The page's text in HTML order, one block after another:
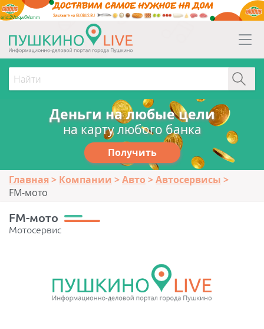
erid:2Vtzqw6Vsmm
Деньги на любые цели
на карту любого банка
Получить
Главная Компании Авто
Автосервисы
FM-мото
FM-мото
Мотосервис